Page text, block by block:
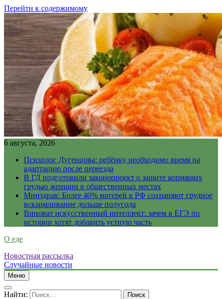
Перейти к содержимому
6 августа, 2026
Психолог Дугенцова: ребёнку необходимо время на
адаптацию после переезда
В ГД подготовили законопроект о защите кормящих
грудью женщин в общественных местах
Минздрав: Более 40% матерей в РФ сохраняют грудное
вскармливание дольше полугода
Виноват искусственный интеллект: зачем в ЕГЭ по
истории хотят добавить устную часть
О еде
Новостная рассылка
Случайные новости
Меню
Найти: